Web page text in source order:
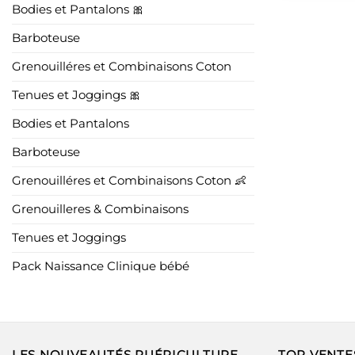
Bodies et Pantalons 🎀
Barboteuse
Grenouilléres et Combinaisons Coton
Tenues et Joggings 🎀
Bodies et Pantalons
Barboteuse
Grenouilléres et Combinaisons Coton 👶
Grenouilleres & Combinaisons
Tenues et Joggings
Pack Naissance Clinique bébé